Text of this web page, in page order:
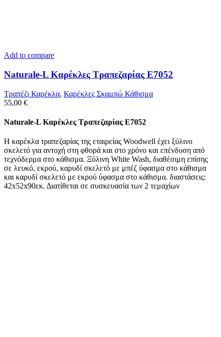
Add to compare
Naturale-L Καρέκλες Τραπεζαρίας E7052
Τραπέζι Καρέκλα, Καρέκλες Σκαμπώ Κάθισμα
55,00 €
Naturale-L Καρέκλες Τραπεζαρίας E7052
Η καρέκλα τραπεζαρίας της εταιρείας Woodwell έχει ξύλινο
σκελετό για αντοχή στη φθορά και στο χρόνο και επένδυση από
τεχνόδερμα στο κάθισμα. Ξύλινη White Wash, διαθέσιμη επίσης
σε λευκό, εκρού, καρυδί σκελετό με μπέζ ύφασμα στο κάθισμα
και καρυδί σκελετό με εκρού ύφασμα στο κάθισμα. διαστάσεις:
42x52x90εκ. Διατίθεται σε συσκευασία των 2 τεμαχίων